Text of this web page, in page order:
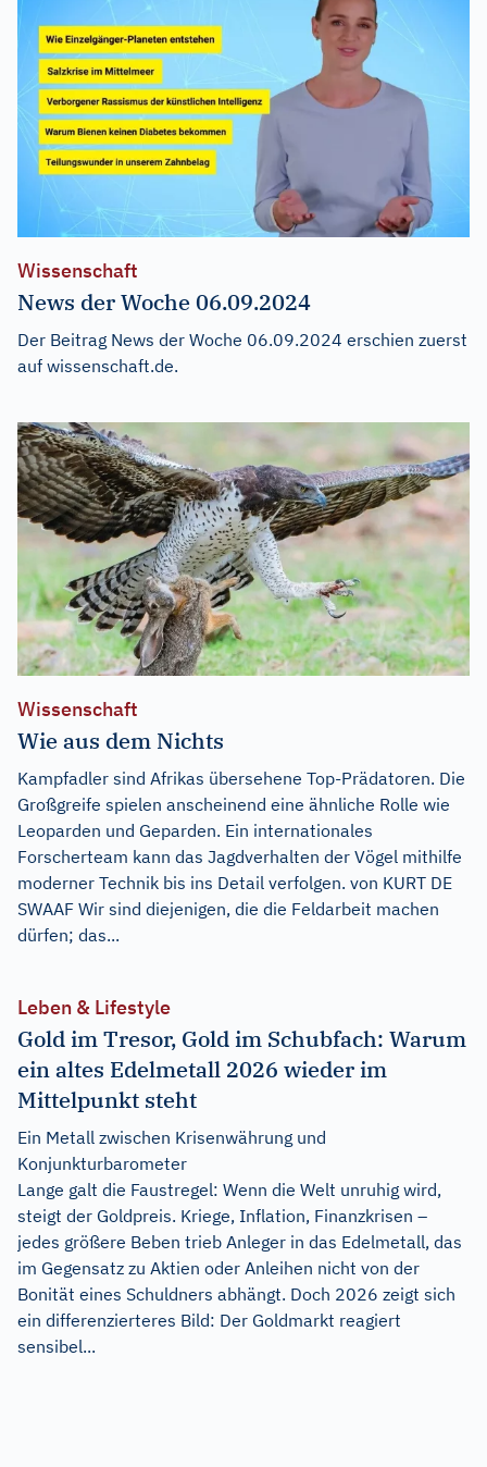
Wissenschaft
News der Woche 06.09.2024
Der Beitrag News der Woche 06.09.2024 erschien zuerst
auf wissenschaft.de.
Wissenschaft
Wie aus dem Nichts
Kampfadler sind Afrikas übersehene Top-Prädatoren. Die
Großgreife spielen anscheinend eine ähnliche Rolle wie
Leoparden und Geparden. Ein internationales
Forscherteam kann das Jagdverhalten der Vögel mithilfe
moderner Technik bis ins Detail verfolgen. von KURT DE
SWAAF Wir sind diejenigen, die die Feldarbeit machen
dürfen; das...
Leben & Lifestyle
Gold im Tresor, Gold im Schubfach: Warum
ein altes Edelmetall 2026 wieder im
Mittelpunkt steht
Ein Metall zwischen Krisenwährung und
Konjunkturbarometer
Lange galt die Faustregel: Wenn die Welt unruhig wird,
steigt der Goldpreis. Kriege, Inflation, Finanzkrisen –
jedes größere Beben trieb Anleger in das Edelmetall, das
im Gegensatz zu Aktien oder Anleihen nicht von der
Bonität eines Schuldners abhängt. Doch 2026 zeigt sich
ein differenzierteres Bild: Der Goldmarkt reagiert
sensibel...